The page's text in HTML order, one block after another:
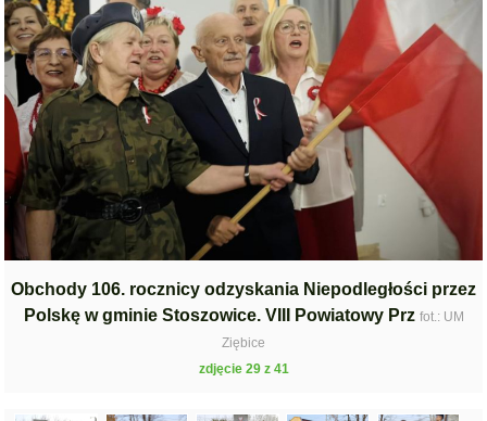
Obchody 106. rocznicy odzyskania Niepodległości przez
Polskę w gminie Stoszowice. VIII Powiatowy Prz fot.: UM
Ziębice
zdjęcie 29 z 41